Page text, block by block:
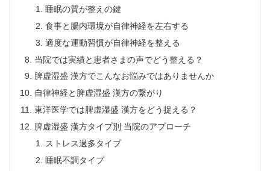
睡眠の質が整えの鍵
食事と腸内環境が自律神経を左右する
適度な運動習慣が自律神経を整える
当院では実績と患者さまの声でどう整える？
脾虚湿盛 漢方でこんなお悩みではありませんか
自律神経と脾虚湿盛 漢方の繋がり
東洋医学では脾虚湿盛 漢方をどう捉える？
脾虚湿盛 漢方タイプ別 当院のアプローチ
ストレス過多タイプ
睡眠不調タイプ